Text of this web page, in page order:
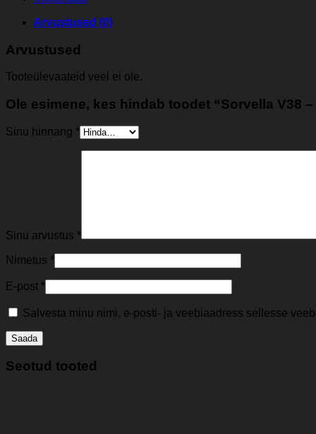
Arvustused (0)
Arvustused
Tooteülevaateid veel ei ole.
Ole esimene, kes hindab toodet “Sorvella V38
Sinu hinnang *
Sinu arvustus *
Nimetus *
E-post *
Salvesta minu nimi, e-posti- ja veebiaadress sellesse
Seotud tooted